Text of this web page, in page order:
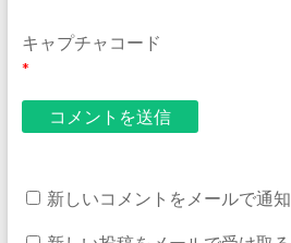
キャプチャコード
*
新しいコメントをメールで通知